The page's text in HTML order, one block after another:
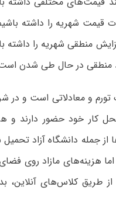
قیمت شهریه را داشته
منطقی شهریه را داشته
منطقی در حال طی شدن
و معادلاتی است و در
کار خود حضور دارند و
جمله دانشگاه آزاد
هزینه‌های مازاد روی
طریق کلاس‌های آنلاین،